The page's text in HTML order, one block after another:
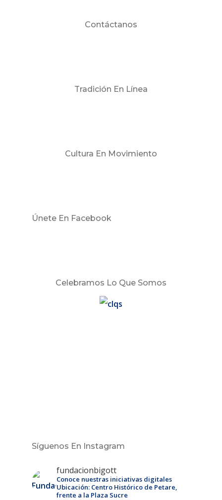
Contáctanos
Tradición En Línea
Cultura En Movimiento
Únete En Facebook
Celebramos Lo Que Somos
Síguenos En Instagram
fundacionbigott
Conoce nuestras iniciativas digitales
Ubicación: Centro Histórico de Petare,
frente a la Plaza Sucre